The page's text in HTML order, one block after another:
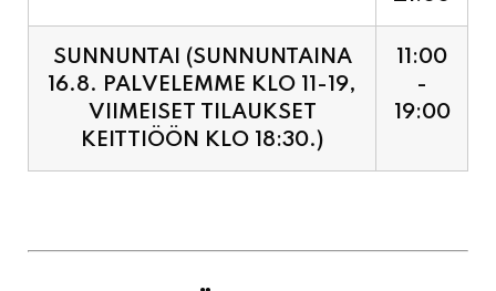
VIIMEISET TILAUKSET
KEITTIÖÖN KLO 18:30.)
19:00